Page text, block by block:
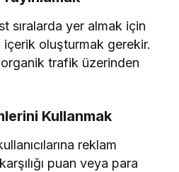
sıralarda yer almak için
içerik oluşturmak gerekir.
trafik üzerinden
Kullanmak
reklam
puan veya para